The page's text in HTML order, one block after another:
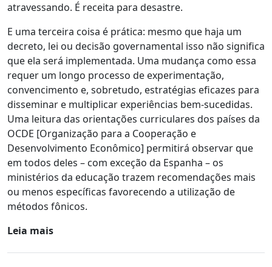
atravessando. É receita para desastre.
E uma terceira coisa é prática: mesmo que haja um
decreto, lei ou decisão governamental isso não significa
que ela será implementada. Uma mudança como essa
requer um longo processo de experimentação,
convencimento e, sobretudo, estratégias eficazes para
disseminar e multiplicar experiências bem-sucedidas.
Uma leitura das orientações curriculares dos países da
OCDE [Organização para a Cooperação e
Desenvolvimento Econômico] permitirá observar que
em todos deles – com exceção da Espanha – os
ministérios da educação trazem recomendações mais
ou menos específicas favorecendo a utilização de
métodos fônicos.
Leia mais